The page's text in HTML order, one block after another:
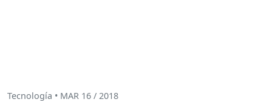
Tecnología • MAR 16 / 2018